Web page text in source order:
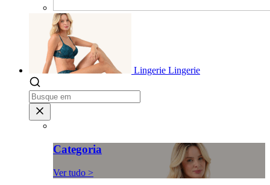
Lingerie Lingerie
Categoria
Ver tudo >